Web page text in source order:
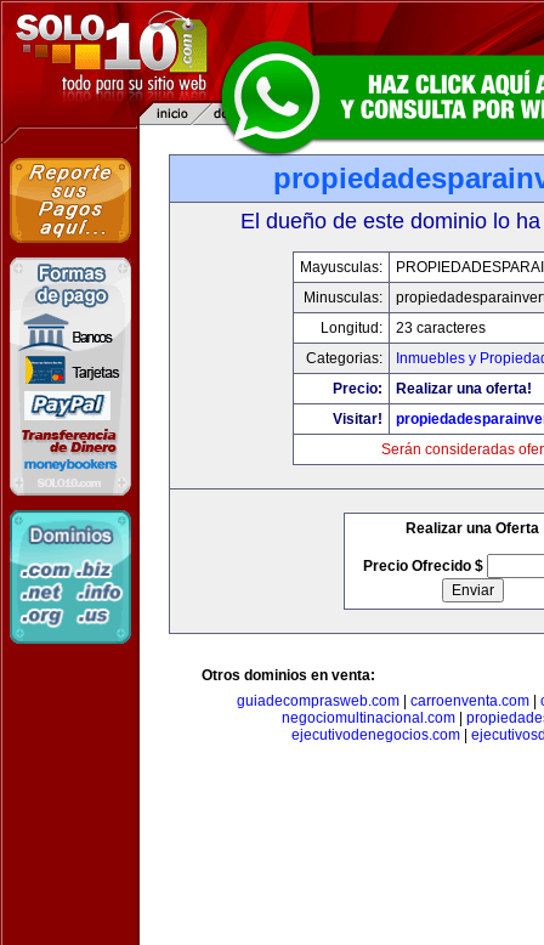
El dueño de este dominio lo
Mayusculas:
Minusculas:
Longitud:
23 caracteres
Categorias:
Inmuebles y
Precio:
Realizar una oferta!
Visitar!
Serán consideradas
Realizar una Oferta
Precio Ofrecido $
Otros dominios en venta:
guiadecomprasweb.com
carroenventa.com
negociomultinacional.com
ejecutivodenegocios.com|